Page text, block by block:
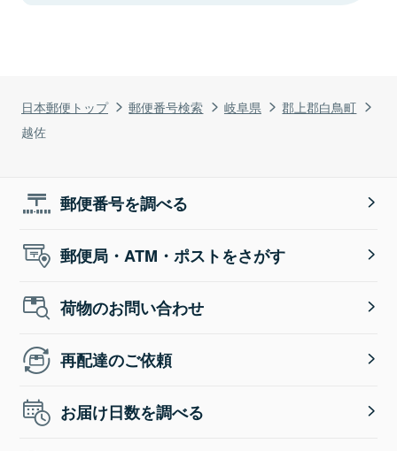
日本郵便トップ 郵便番号検索 岐阜県
郡上郡白鳥町
越佐
郵便番号を調べる
郵便局・ATM・ポストをさがす
荷物のお問い合わせ
再配達のご依頼
お届け日数を調べる